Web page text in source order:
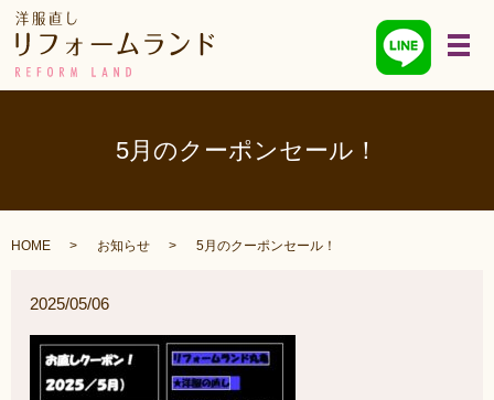
メ
5月のクーポンセール！
HOME お知らせ 5月のクーポンセール！
2025/05/06